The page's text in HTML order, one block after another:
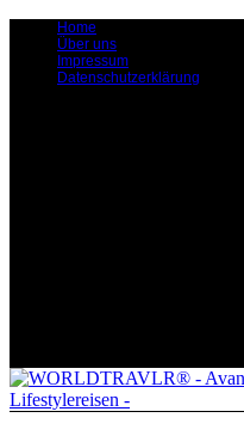
Home
Über uns
Impressum
Datenschutzerklärung